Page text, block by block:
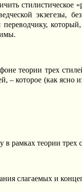
стилистическое
экзегезы,
теории трех
– которое (как ясно
рамках теории трех
слагаемых и